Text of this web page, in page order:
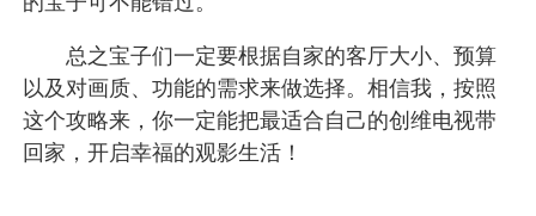
总之宝子们一定要根据自家的客厅大小、预算
以及对画质、功能的需求来做选择。相信我，按照
这个攻略来，你一定能把最适合自己的创维电视带
回家，开启幸福的观影生活！